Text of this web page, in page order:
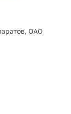
ОАО